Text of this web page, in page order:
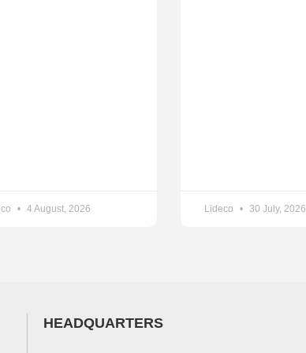
4 August, 2026 Lideco 30 July, 2026
HEADQUARTERS